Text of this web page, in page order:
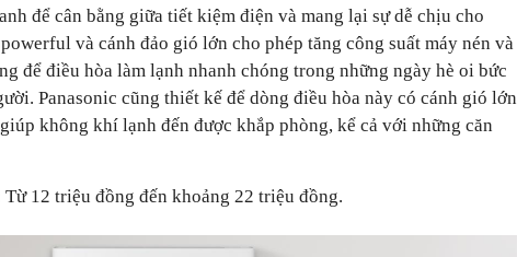
để cân bằng giữa tiết kiệm điện và mang lại sự dễ chịu cho
và cánh đảo gió lớn cho phép tăng công suất máy nén và
để điều hòa làm lạnh nhanh chóng trong những ngày hè oi bức
Panasonic cũng thiết kế để dòng điều hòa này có cánh gió lớn
không khí lạnh đến được khắp phòng, kể cả với những căn
12 triệu đồng đến khoảng 22 triệu đồng.